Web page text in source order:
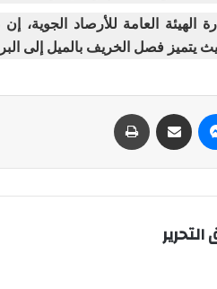
العامة للأرصاد الجوية، إن
يتميز فصل الخريف بالميل إلى
ماسنجر مشاركة عبر البريد